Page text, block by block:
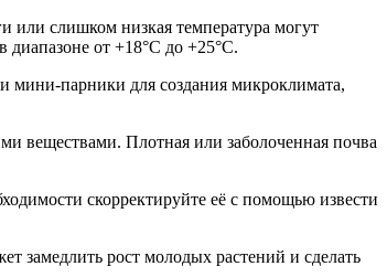
или слишком низкая температура могут
от +18°C до +25°C.
мини-парники для создания микроклимата,
веществами. Плотная или заболоченная почва
скорректируйте её с помощью извести
замедлить рост молодых растений и сделать